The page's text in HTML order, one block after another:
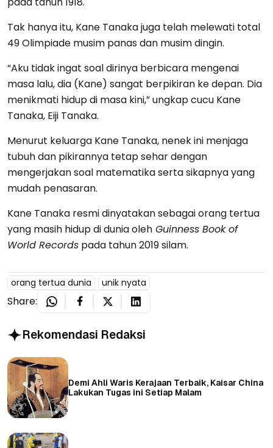
Tak hanya itu, Kane Tanaka juga telah melewati total
49 Olimpiade musim panas dan musim dingin.
“Aku tidak ingat soal dirinya berbicara mengenai
masa lalu, dia (Kane) sangat berpikiran ke depan. Dia
menikmati hidup di masa kini,” ungkap cucu Kane
Tanaka, Eiji Tanaka.
Menurut keluarga Kane Tanaka, nenek ini menjaga
tubuh dan pikirannya tetap sehar dengan
mengerjakan soal matematika serta sikapnya yang
mudah penasaran.
Kane Tanaka resmi dinyatakan sebagai orang tertua
yang masih hidup di dunia oleh Guinness Book of
World Records pada tahun 2019 silam.
orang tertua dunia unik nyata
Share:
Rekomendasi Redaksi
Demi Ahli Waris Kerajaan Terbaik, Kaisar China
Lakukan Tugas ini Setiap Malam